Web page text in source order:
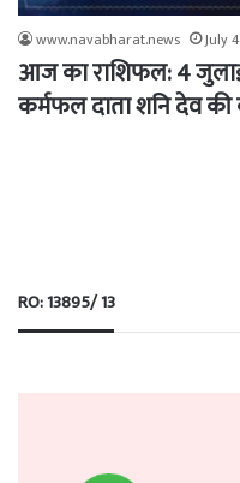
www.navabharat.news July
आज का राशिफल: 4
कर्मफल दाता शनि देव
RO: 13895/ 13